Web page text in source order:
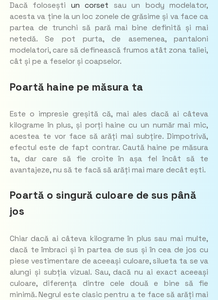
Dacă folosești un corset sau un body modelator,
acesta va ține la un loc zonele de grăsime și va face ca
partea de trunchi să pară mai bine definită și mai
netedă. Se pot purta, de asemenea, pantaloni
modelatori, care să definească frumos atât zona taliei,
cât și pe a feselor și coapselor.
Poartă haine pe măsura ta
Este o impresie greșită că, mai ales dacă ai câteva
kilograme în plus, și porți haine cu un număr mai mic,
acestea te vor face să arăți mai subțire. Dimpotrivă,
efectul este de fapt contrar. Caută haine pe măsura
ta, dar care să fie croite în așa fel încât să te
avantajeze, nu să te facă să arăți mai mare decât ești.
Poartă o singură culoare de sus până
jos
Chiar dacă ai câteva kilograme în plus sau mai multe,
dacă te îmbraci și în partea de sus și în cea de jos cu
piese vestimentare de aceeași culoare, silueta ta se va
alungi și subția vizual. Sau, dacă nu ai exact aceeași
culoare, diferența dintre cele două e bine să fie
minimă. Negrul este clasic pentru a te face să arăți mai